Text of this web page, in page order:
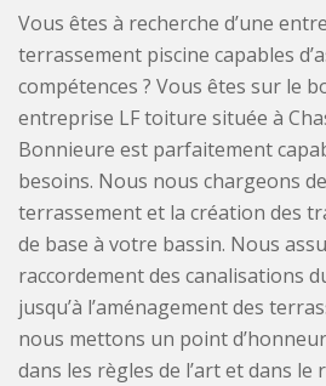
Vous êtes à recherche d’une
terrassement piscine capables
compétences ? Vous êtes sur le
entreprise LF toiture située à
Bonnieure est parfaitement
besoins. Nous nous chargeons
terrassement et la création des
de base à votre bassin. Nous
raccordement des canalisations
jusqu’à l’aménagement des
nous mettons un point
dans les règles de l’art et dans le